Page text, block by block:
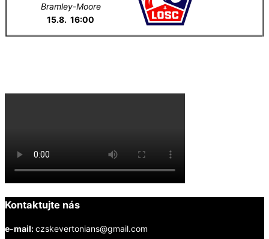
Bramley-Moore
15.8. 16:00
Kontaktujte nás
e-mail:czskevertonians@gmail.com